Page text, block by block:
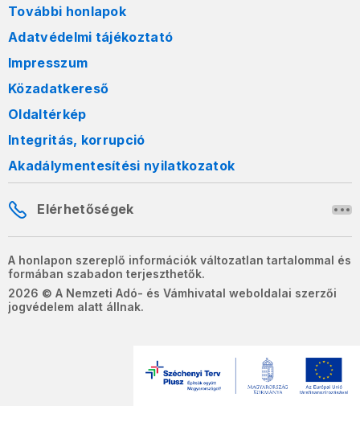
További honlapok
Adatvédelmi tájékoztató
Impresszum
Közadatkereső
Oldaltérkép
Integritás, korrupció
Akadálymentesítési nyilatkozatok
Elérhetőségek
A honlapon szereplő információk változatlan tartalommal és
formában szabadon terjeszthetők.
2026 © A Nemzeti Adó- és Vámhivatal weboldalai szerzői
jogvédelem alatt állnak.